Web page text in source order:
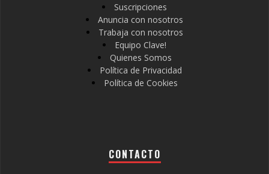
Suscripciones
Anuncia con nosotros
Trabaja con nosotros
Equipo Clave!
Quienes Somos
Política de Privacidad
Política de Cookies
CONTACTO